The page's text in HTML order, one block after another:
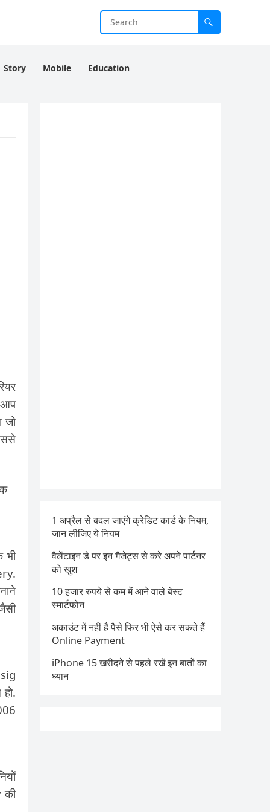
Story Mobile Education
आप
जो
भी
की
1 अप्रैल से बदल जाएंगे क्रेडिट कार्ड के नियम,
जान लीजिए ये नियम
वैलेंटाइन डे पर इन गैजेट्स से करे अपने पार्टनर
को खुश
10 हजार रुपये से कम में आने वाले बेस्ट
स्मार्टफोन
अकाउंट में नहीं है पैसे फिर भी ऐसे कर सकते हैं
Online Payment
iPhone 15 खरीदने से पहले रखें इन बातों का
ध्यान